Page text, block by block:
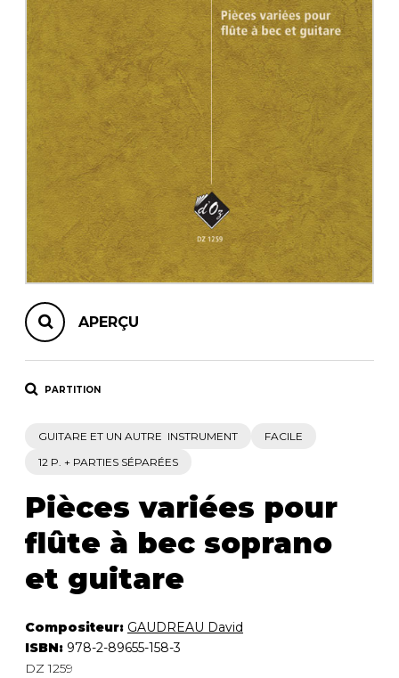
AUTRES PRODUITS
APERÇU
PARTITION
GUITARE ET UN AUTRE INSTRUMENT
FACILE
12 P. + PARTIES SÉPARÉES
Pièces variées pour
flûte à bec soprano
et guitare
Compositeur: GAUDREAU David
ISBN: 978-2-89655-158-3
DZ 1259